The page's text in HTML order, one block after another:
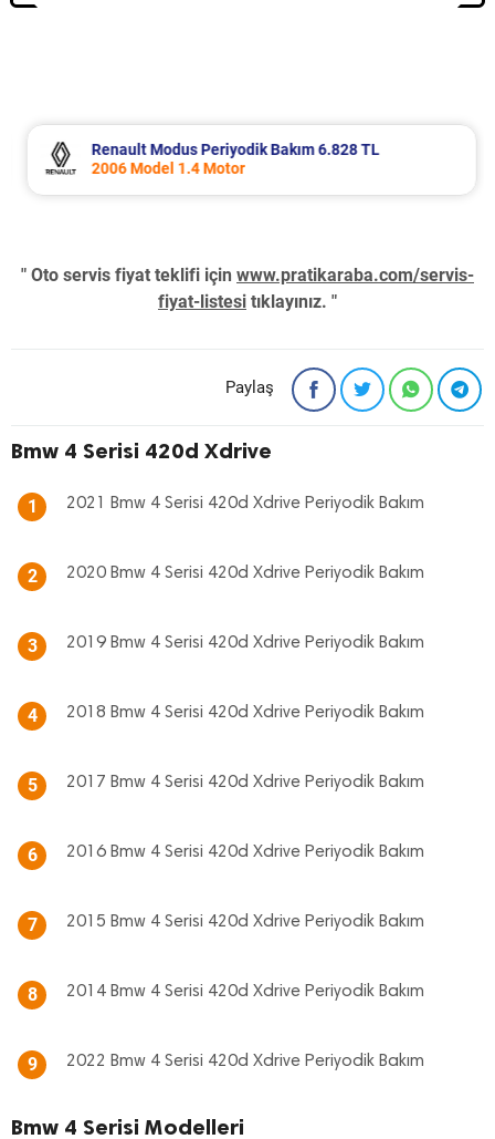
Renault Modus Periyodik Bakım 6.828 TL
2006 Model 1.4 Motor
" Oto servis fiyat teklifi için www.pratikaraba.com/servis-
fiyat-listesi tıklayınız. "
Paylaş
Bmw 4 Serisi 420d Xdrive
1 2021 Bmw 4 Serisi 420d Xdrive Periyodik Bakım
2 2020 Bmw 4 Serisi 420d Xdrive Periyodik Bakım
3 2019 Bmw 4 Serisi 420d Xdrive Periyodik Bakım
4 2018 Bmw 4 Serisi 420d Xdrive Periyodik Bakım
5 2017 Bmw 4 Serisi 420d Xdrive Periyodik Bakım
6 2016 Bmw 4 Serisi 420d Xdrive Periyodik Bakım
7 2015 Bmw 4 Serisi 420d Xdrive Periyodik Bakım
8 2014 Bmw 4 Serisi 420d Xdrive Periyodik Bakım
9 2022 Bmw 4 Serisi 420d Xdrive Periyodik Bakım
Bmw 4 Serisi Modelleri